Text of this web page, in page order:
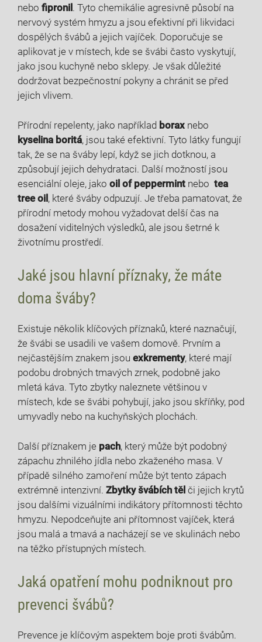
nebo fipronil . Tyto⁤ chemikálie agresivně působí na
nervový systém hmyzu⁢ a jsou efektivní při likvidaci
dospělých švábů ‌a jejich vajíček. Doporučuje ⁤se
aplikovat je ​v místech, kde se švábi často vyskytují,
jako jsou kuchyně nebo sklepy. Je však​ důležité
dodržovat⁤ bezpečnostní pokyny‌ a chránit se před
⁢jejich⁢ vlivem.
Přírodní repelenty, jako⁤ například borax nebo
kyselina boritá, jsou také efektivní. Tyto látky fungují
tak, že se​ na⁤ šváby lepí, když ‍se jich dotknou, a
způsobují jejich dehydrataci.⁣ Další⁢ možností jsou
esenciální⁤ oleje, jako oil of peppermint nebo ‌ tea
tree ‍oil, které šváby ‌odpuzují.⁢ Je třeba pamatovat, že
přírodní metody​ mohou vyžadovat ⁢delší⁤ čas ​na
dosažení viditelných výsledků, ale‍ jsou šetrné k‌
životnímu ⁣prostředí.
Jaké jsou hlavní příznaky, že máte
doma šváby?
Existuje⁢ několik klíčových‌ příznaků, které ‌naznačují,
že švábi⁢ se usadili ve vašem domově. ⁢Prvním a ​
nejčastějším⁢ znakem‍ jsou exkrementy, které mají
podobu drobných tmavých zrnek, podobně jako
⁤mletá⁣ káva. Tyto‌ zbytky naleznete většinou v
místech, kde se švábi‌ pohybují,⁤ jako jsou skříňky, pod
umyvadly nebo na ⁣kuchyňských⁢ plochách.
Další příznakem⁣ je pach, který může⁤ být⁣ podobný
zápachu ‍zhnilého jídla‍ nebo‌ zkaženého masa. V
případě silného zamoření může být tento zápach
extrémně intenzivní. Zbytky⁣ švábích‍ těl či jejich ⁢krytů
jsou dalšími vizuálními indikátory přítomnosti​ těchto
hmyzu. Nepodceňujte ani přítomnost vajíček, ⁣která
jsou malá ⁢a tmavá a nacházejí ⁢se ve skulinách nebo
na těžko přístupných ‍místech.
Jaká opatření mohu podniknout pro
prevenci švábů?
Prevence je ⁢klíčovým aspektem boje proti švábům.